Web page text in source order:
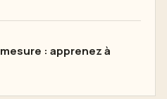
: apprenez à